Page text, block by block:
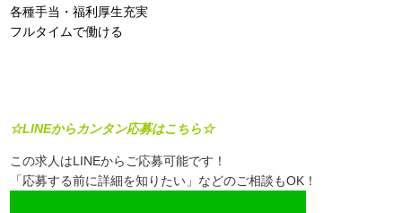
各種手当・福利厚生充実
フルタイムで働ける
☆LINEからカンタン応募はこちら☆
この求人はLINEからご応募可能です！
「応募する前に詳細を知りたい」などのご相談もOK！